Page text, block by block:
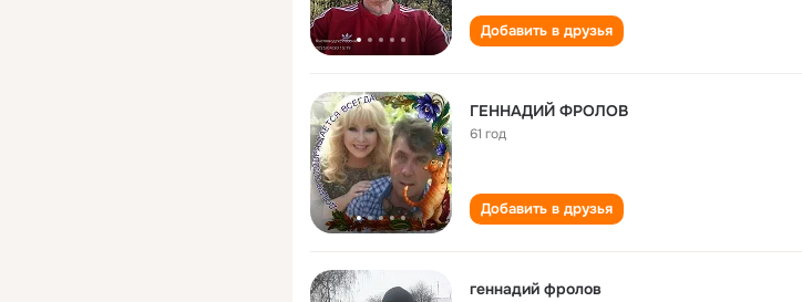
Добавить в друзья
ГЕННАДИЙ ФРОЛОВ
61 год
Добавить в друзья
геннадий фролов